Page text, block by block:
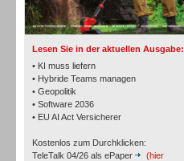
Lesen Sie in der aktuellen Ausgabe:
• KI muss liefern
• Hybride Teams managen
• Geopolitik
• Software 2036
• EU AI Act Versicherer
Kostenlos zum Durchklicken:
TeleTalk 04/26 als ePaper
(hier
TK- und ACD-Systeme
Workforce-Management